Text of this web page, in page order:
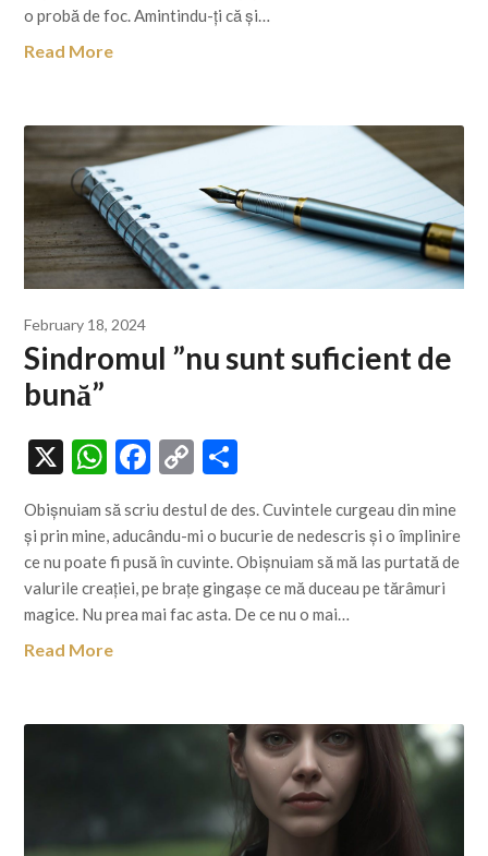
o probă de foc. Amintindu-ți că și…
Read More
February 18, 2024
Sindromul ”nu sunt suficient de
bună”
X WhatsApp
Facebook
Copy
Obișnuiam să scriu destul de des. Cuvintele curgeau din mine
și prin mine, aducându-mi o bucurie de nedescris și o împlinire
ce nu poate fi pusă în cuvinte. Obișnuiam să mă las purtată de
valurile creației, pe brațe gingașe ce mă duceau pe tărâmuri
magice. Nu prea mai fac asta. De ce nu o mai…
Read More